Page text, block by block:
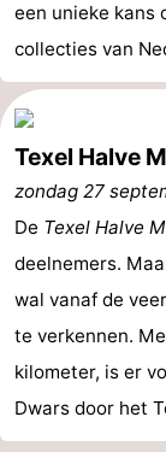
een unieke kans
collecties van
Texel Halve
zondag 27
De Texel Halve
deelnemers.
wal vanaf de
te verkennen.
kilometer, is er
Dwars door het